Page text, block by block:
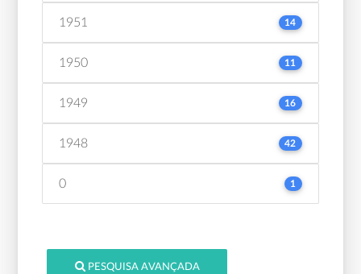
1951 14
1950 11
1949 16
1948 42
0 1
PESQUISA AVANÇADA